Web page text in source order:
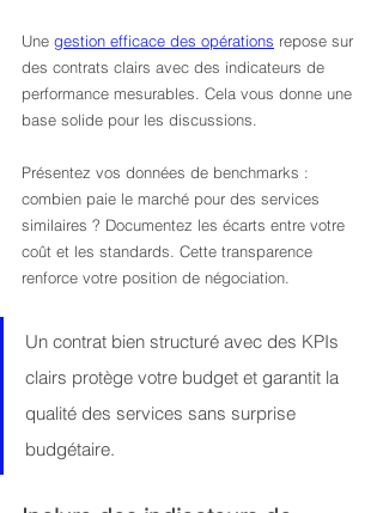
Une gestion efficace des opérations repose sur
des contrats clairs avec des indicateurs de
performance mesurables. Cela vous donne une
base solide pour les discussions.
Présentez vos données de benchmarks :
combien paie le marché pour des services
similaires ? Documentez les écarts entre votre
coût et les standards. Cette transparence
renforce votre position de négociation.
Un contrat bien structuré avec des KPIs
clairs protège votre budget et garantit la
qualité des services sans surprise
budgétaire.